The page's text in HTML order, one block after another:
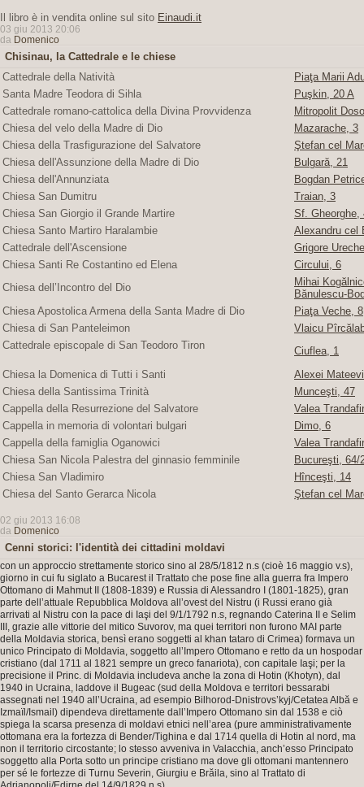
Il libro è in vendita online sul sito Einaudi.it
03 giu 2013 20:06
da Domenico
Chisinau, la Cattedrale e le chiese
Cattedrale della Natività
Piaţa Marii
Santa Madre Teodora di Sihla
Puşkin, 20 A
Cattedrale romano-cattolica della Divina Provvidenza
Mitropolit
Chiesa del velo della Madre di Dio
Mazarache, 3
Chiesa della Trasfigurazione del Salvatore
Ştefan cel
Chiesa dell'Assunzione della Madre di Dio
Bulgară, 21
Chiesa dell'Annunziata
Bogdan
Chiesa San Dumitru
Traian, 3
Chiesa San Giorgio il Grande Martire
Sf. Gheorghe,
Chiesa Santo Martiro Haralambie
Alexandru cel
Cattedrale dell'Ascensione
Grigore
Chiesa Santi Re Costantino ed Elena
Circului, 6
Chiesa dell’Incontro del Dio
Mihai
Bănulescu-
Chiesa Apostolica Armena della Santa Madre di Dio
Piaţa Veche, 8
Chiesa di San Panteleimon
Vlaicu
Cattedrale episcopale di San Teodoro Tiron
Ciuflea, 1
Chiesa la Domenica di Tutti i Santi
Alexei
Chiesa della Santissima Trinità
Munceşti, 47
Cappella della Resurrezione del Salvatore
Valea
Cappella in memoria di volontari bulgari
Dimo, 6
Cappella della famiglia Oganowici
Valea
Chiesa San Nicola Palestra del ginnasio femminile
Bucureşti, 64/
Chiesa San Vladimiro
Hînceşti, 14
Chiesa del Santo Gerarca Nicola
Ştefan cel
02 giu 2013 16:08
da Domenico
Cenni storici: l'identità dei cittadini moldavi
con un approccio strettamente storico sino al 28/5/1812 n.s (cioè 16 maggio v.s),
giorno in cui fu siglato a Bucarest il Trattato che pose fine alla guerra fra Impero
Ottomano di Mahmut II (1808-1839) e Russia di Alessandro I (1801-1825), gran
parte dell’attuale Repubblica Moldova all’ovest del Nistru (i Russi erano già
arrivati al Nistru con la pace di Iaşi del 9/1/1792 n.s, regnando Caterina II e Selim
III, grazie alle vittorie del mitico Suvorov, ma quei territori non furono MAI parte
della Moldavia storica, bensì erano soggetti al khan tataro di Crimea) formava un
unico Principato di Moldavia, soggetto all’Impero Ottomano e retto da un hospodar
cristiano (dal 1711 al 1821 sempre un greco fanariota), con capitale Iaşi; per la
precisione il Princ. di Moldavia includeva anche la zona di Hotin (Khotyn), dal
1940 in Ucraina, laddove il Bugeac (sud della Moldova e territori bessarabi
assegnati nel 1940 all’Ucraina, ad esempio Bilhorod-Dnistrovs’kyj/Cetatea Albă e
Izmaïl/Ismail) dipendeva direttamente dall’Impero Ottomano sin dal 1538 e ciò
spiega la scarsa presenza di moldavi etnici nell’area (pure amministrativamente
ottomana era la fortezza di Bender/Tighina e dal 1714 quella di Hotin al nord, ma
non il territorio circostante; lo stesso avveniva in Valacchia, anch’esso Principato
soggetto alla Porta sotto un principe cristiano ma dove gli ottomani mantennero
per sé le fortezze di Turnu Severin, Giurgiu e Brăila, sino al Trattato di